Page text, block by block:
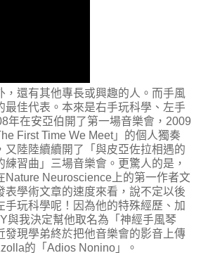
，還有其他專長或興趣的人。而手風
最佳代表。本來是右手玩科學、左手
年在安亞伯開了第一場音樂會，2009
First Time We Meet」的個人獨奏
又陸陸續續開了「與皮亞佐拉相遇的
習曲」三場音樂會。更驚人的是，
Nature Neuroscience上的第一作者文
表學術文章的速度來看，說不定以後
手玩科學呢！因為他的特殊經歷、加
與我決定幫他取名為「神經手風琴
發現學弟終於把他音樂會的影音上傳
的「Adios Nonino」。